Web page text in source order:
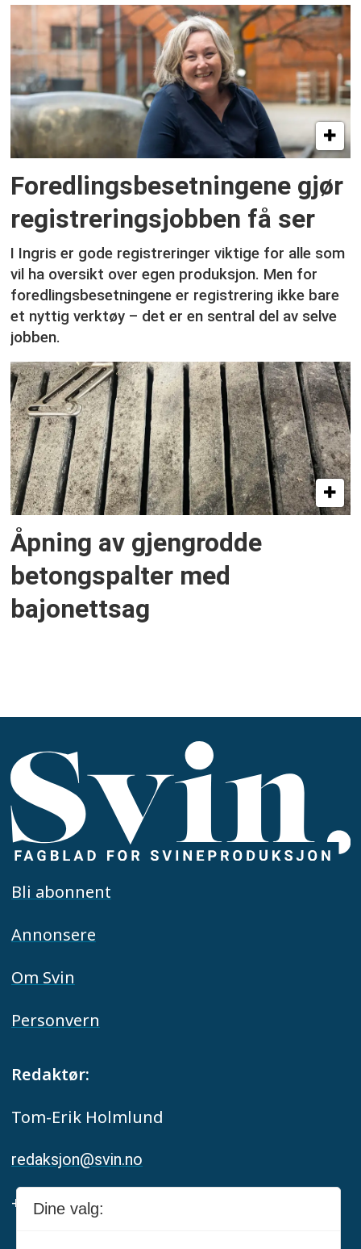
Foredlingsbesetningene gjør
registreringsjobben få ser
I Ingris er gode registreringer viktige for alle som
vil ha oversikt over egen produksjon. Men for
foredlingsbesetningene er registrering ikke bare
et nyttig verktøy – det er en sentral del av selve
jobben.
Åpning av gjengrodde
betongspalter med
bajonettsag
Bli abonnent
Annonsere
Om Svin
Personvern
Redaktør:
Tom-Erik Holmlund
redaksjon@svin.no
+47 916 68 668
Dine valg: